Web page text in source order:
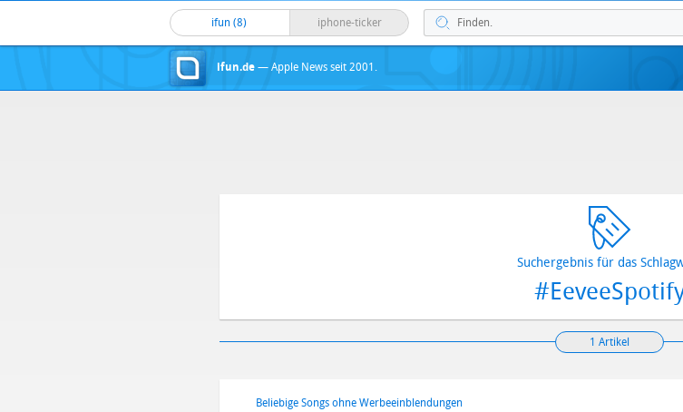
ifun (8) iphone-ticker
ifun.de — Apple News seit 2001.
Suchergebnis für das
1 Artikel
Beliebige Songs ohne Werbeeinblendungen